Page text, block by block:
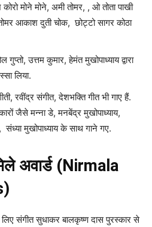
कोरो मोने मोने, अमी तोमर, , ओ तोता पाखी
आकाश दुती चोक, छोट्टो सागर कोठा
उत्तम कुमार, हेमंत मुखोपाध्याय द्वारा
लिया.
रवींद्र संगीत, देशभक्ति गीत भी गाए हैं.
जैसे मन्ना डे, मनबेंद्र मुखोपाध्याय,
संध्या मुखोपाध्याय के साथ गाने गए.
अवार्ड (Nirmala
लिए संगीत सुधाकर बालकृष्ण दास पुरस्कार से